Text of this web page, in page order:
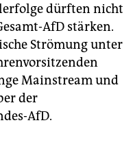
dürften nicht
AfD stärken.
Strömung unter
Mainstream und
der
AfD.